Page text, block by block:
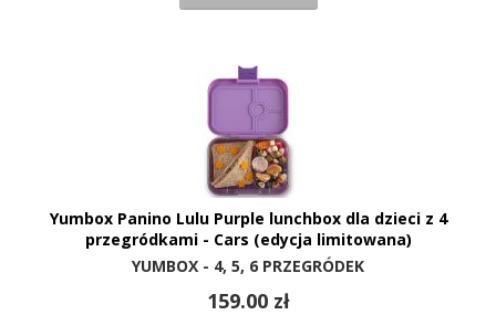
Yumbox Panino Lulu Purple lunchbox dla dzieci z 4
przegródkami - Cars (edycja limitowana)
YUMBOX - 4, 5, 6 PRZEGRÓDEK
159.00 zł